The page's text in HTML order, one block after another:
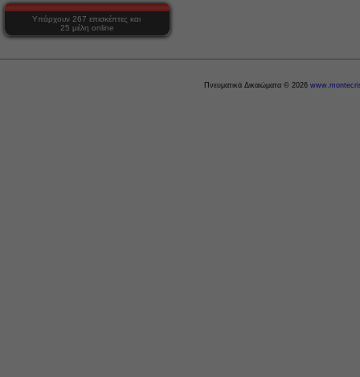
Υπάρχουν 267 επισκέπτες και
25 μέλη online
Πνευματικά Δικαιώματα © 2026